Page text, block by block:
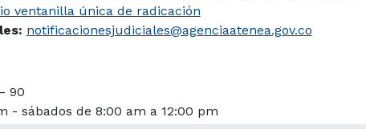
ventanilla única de radicación
notificacionesjudiciales@agenciaatenea.gov.co
90
- sábados de 8:00 am a 12:00 pm